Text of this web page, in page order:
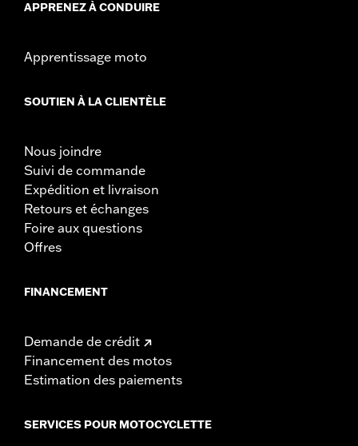
APPRENEZ À CONDUIRE
Apprentissage moto
SOUTIEN À LA CLIENTÈLE
Nous joindre
Suivi de commande
Expédition et livraison
Retours et échanges
Foire aux questions
Offres
FINANCEMENT
Demande de crédit
Financement des motos
Estimation des paiements
SERVICES POUR MOTOCYCLETTE